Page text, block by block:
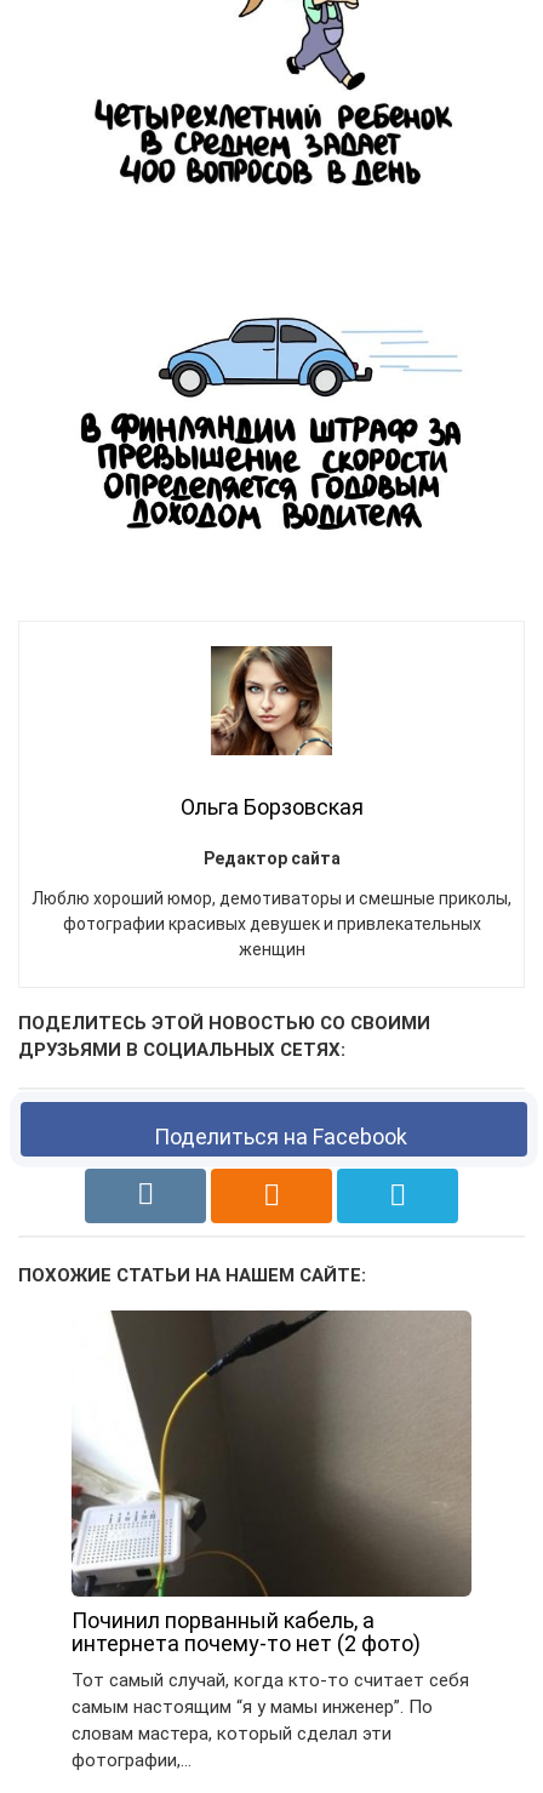
Ольга Борзовская
Редактор сайта
Люблю хороший юмор, демотиваторы и смешные приколы,
фотографии красивых девушек и привлекательных
женщин
ПОДЕЛИТЕСЬ ЭТОЙ НОВОСТЬЮ СО СВОИМИ
ДРУЗЬЯМИ В СОЦИАЛЬНЫХ СЕТЯХ:
Поделиться на Facebook
ПОХОЖИЕ СТАТЬИ НА НАШЕМ САЙТЕ:
Починил порванный кабель, а
интернета почему-то нет (2 фото)
Тот самый случай, когда кто-то считает себя
самым настоящим “я у мамы инженер”. По
словам мастера, который сделал эти
фотографии,…